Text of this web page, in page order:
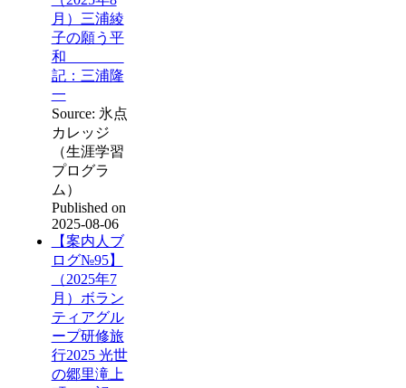
月）三浦綾
子の願う平
和
記：三浦隆
一
Source: 氷点
カレッジ
（生涯学習
プログラ
ム）
Published on
2025-08-06
【案内人ブ
ログ№95】
（2025年7
月）ボラン
ティアグル
ープ研修旅
行2025 光世
の郷里滝上